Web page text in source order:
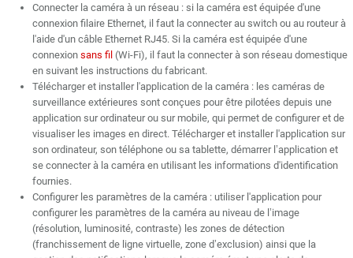
Connecter la caméra à un réseau : si la caméra est équipée d'une
connexion filaire Ethernet, il faut la connecter au switch ou au routeur à
l'aide d'un câble Ethernet RJ45. Si la caméra est équipée d'une
connexion sans fil (Wi-Fi), il faut la connecter à son réseau domestique
en suivant les instructions du fabricant.
Télécharger et installer l'application de la caméra : les caméras de
surveillance extérieures sont conçues pour être pilotées depuis une
application sur ordinateur ou sur mobile, qui permet de configurer et de
visualiser les images en direct. Télécharger et installer l'application sur
son ordinateur, son téléphone ou sa tablette, démarrer l’application et
se connecter à la caméra en utilisant les informations d'identification
fournies.
Configurer les paramètres de la caméra : utiliser l'application pour
configurer les paramètres de la caméra au niveau de l’image
(résolution, luminosité, contraste) les zones de détection
(franchissement de ligne virtuelle, zone d’exclusion) ainsi que la